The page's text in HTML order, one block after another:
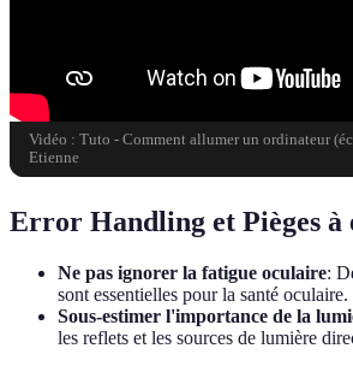
Vidéo : Tuto - Comment allumer un ordinateur
Etienne
Error Handling et Pièges à
Ne pas ignorer la fatigue oculaire:
sont essentielles pour la santé oculaire.
Sous-estimer l'importance de la
les reflets et les sources de lumière